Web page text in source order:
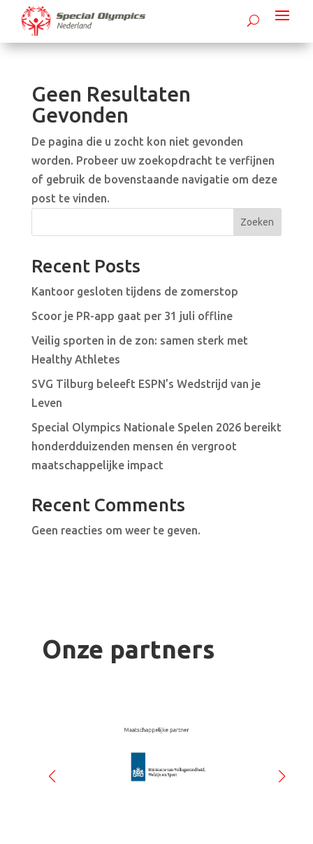
Geen Resultaten
Gevonden
De pagina die u zocht kon niet gevonden
worden. Probeer uw zoekopdracht te verfijnen
of gebruik de bovenstaande navigatie om deze
post te vinden.
Zoeken
Recent Posts
Kantoor gesloten tijdens de zomerstop
Scoor je PR-app gaat per 31 juli offline
Veilig sporten in de zon: samen sterk met
Healthy Athletes
SVG Tilburg beleeft ESPN’s Wedstrijd van je
Leven
Special Olympics Nationale Spelen 2026 bereikt
honderdduizenden mensen én vergroot
maatschappelijke impact
Recent Comments
Geen reacties om weer te geven.
Onze partners